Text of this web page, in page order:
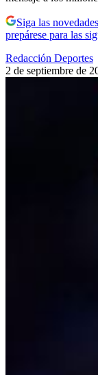
Siga las
prepárese para las
Redacción Deportes
2 de septiembre de